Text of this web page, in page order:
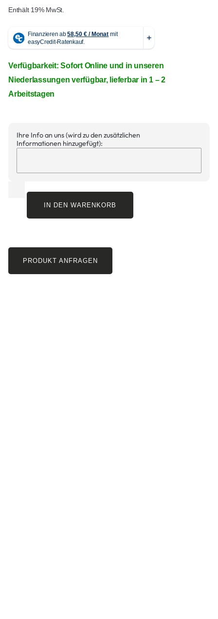
Enthält 19% MwSt.
Verfügbarkeit: Sofort Online und in unseren
Niederlassungen verfügbar, lieferbar in 1 – 2
Arbeitstagen
Ihre Info an uns (wird zu den zusätzlichen
Informationen hinzugefügt):
IN DEN WARENKORB
PRODUKT ANFRAGEN